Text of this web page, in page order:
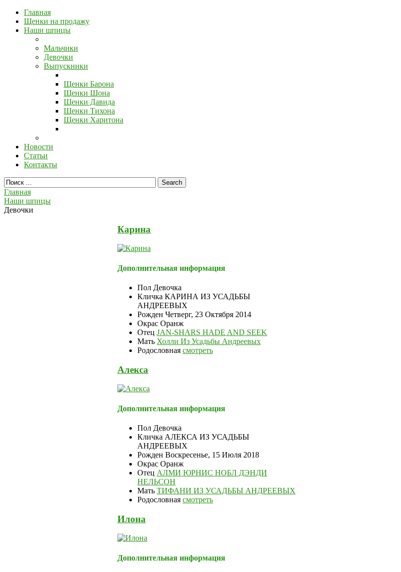
Главная
Щенки на продажу
Наши шпицы
Мальчики
Девочки
Выпускники
Щенки Барона
Щенки Шона
Щенки Давида
Щенки Тихона
Щенки Харитона
Новости
Статьи
Контакты
Главная
Наши шпицы
Девочки
Карина
Дополнительная информация
Пол Девочка
Кличка КАРИНА ИЗ УСАДЬБЫ
АНДРЕЕВЫХ
Рожден Четверг, 23 Октября 2014
Окрас Оранж
Отец JAN-SHARS HADE AND SEEK
Мать Холли Из Усадьбы Андреевых
Родословная смотреть
Алекса
Дополнительная информация
Пол Девочка
Кличка АЛЕКСА ИЗ УСАДЬБЫ
АНДРЕЕВЫХ
Рожден Воскресенье, 15 Июля 2018
Окрас Оранж
Отец АЛМИ ЮРНИС НОБЛ ДЭНДИ
НЕЛЬСОН
Мать ТИФАНИ ИЗ УСАДЬБЫ АНДРЕЕВЫХ
Родословная смотреть
Илона
Дополнительная информация